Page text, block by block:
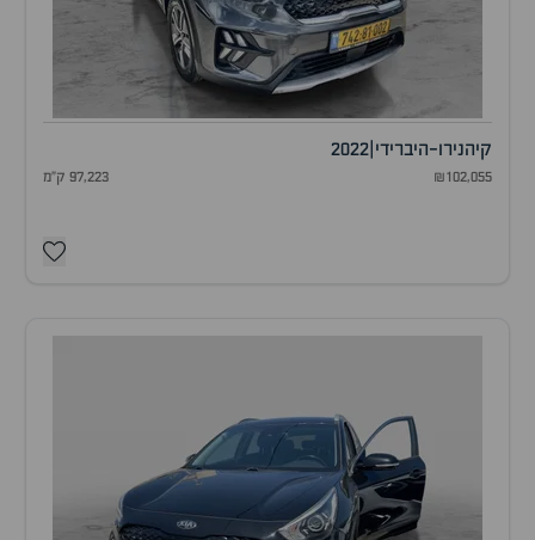
קיהנירו-היברידי 2022
₪102,055 97,223 ק"מ